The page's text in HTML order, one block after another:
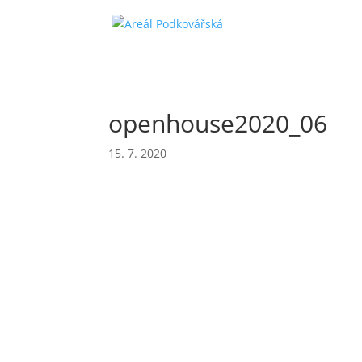
openhouse2020_06
15. 7. 2020